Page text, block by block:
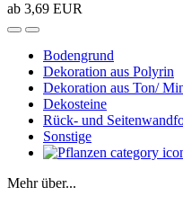
ab 3,69 EUR
Bodengrund
Dekoration aus Polyrin
Dekoration aus Ton/
Dekosteine
Rück- und
Sonstige
Mehr über...